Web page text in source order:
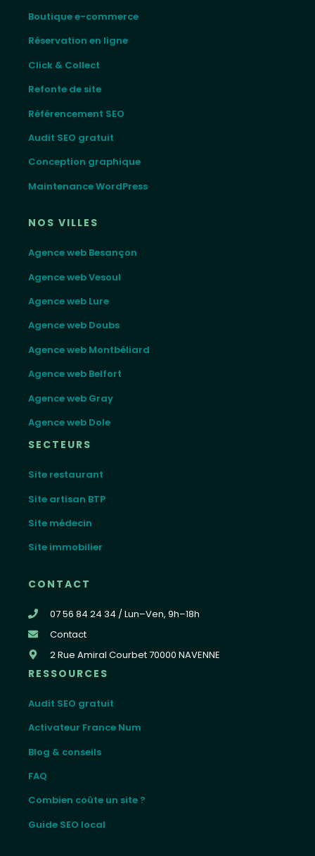
Boutique e-commerce
Réservation en ligne
Click & Collect
Refonte de site
Référencement SEO
Audit SEO gratuit
Conception graphique
Maintenance WordPress
NOS VILLES
Agence web Besançon
Agence web Vesoul
Agence web Lure
Agence web Doubs
Agence web Montbéliard
Agence web Belfort
Agence web Gray
Agence web Dole
SECTEURS
Site restaurant
Site artisan BTP
Site médecin
Site immobilier
CONTACT
07 56 84 24 34 / Lun–Ven, 9h–18h
Contact
2 Rue Amiral Courbet 70000 NAVENNE
RESSOURCES
Audit SEO gratuit
Activateur France Num
Blog & conseils
FAQ
Combien coûte un site ?
Guide SEO local